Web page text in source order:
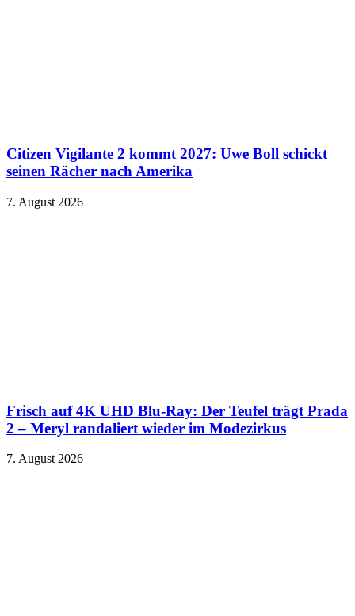
Citizen Vigilante 2 kommt 2027: Uwe Boll schickt
seinen Rächer nach Amerika
7. August 2026
Frisch auf 4K UHD Blu-Ray: Der Teufel trägt Prada
2 – Meryl randaliert wieder im Modezirkus
7. August 2026